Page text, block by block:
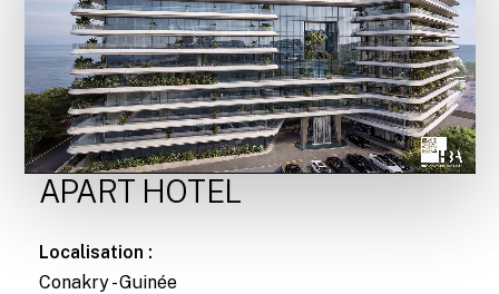
APART HOTEL
Localisation :
Conakry - Guinée